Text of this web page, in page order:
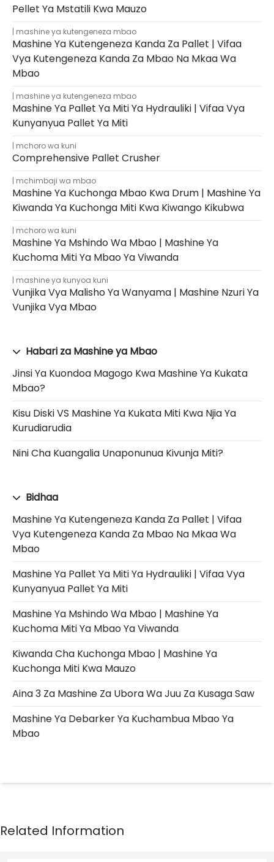
Pellet Ya Mstatili Kwa Mauzo
mashine ya kutengeneza mbao
Mashine Ya Kutengeneza Kanda Za Pallet | Vifaa
Vya Kutengeneza Kanda Za Mbao Na Mkaa Wa
Mbao
mashine ya kutengeneza mbao
Mashine Ya Pallet Ya Miti Ya Hydrauliki | Vifaa Vya
Kunyanyua Pallet Ya Miti
mchoro wa kuni
Comprehensive Pallet Crusher
mchimbaji wa mbao
Mashine Ya Kuchonga Mbao Kwa Drum | Mashine Ya
Kiwanda Ya Kuchonga Miti Kwa Kiwango Kikubwa
mchoro wa kuni
Mashine Ya Mshindo Wa Mbao | Mashine Ya
Kuchoma Miti Ya Mbao Ya Viwanda
mashine ya kunyoa kuni
Vunjika Vya Malisho Ya Wanyama | Mashine Nzuri Ya
Vunjika Vya Mbao
Habari za Mashine ya Mbao
Jinsi Ya Kuondoa Magogo Kwa Mashine Ya Kukata
Mbao?
Kisu Diski VS Mashine Ya Kukata Miti Kwa Njia Ya
Kurudiarudia
Nini Cha Kuangalia Unaponunua Kivunja Miti?
Bidhaa
Mashine Ya Kutengeneza Kanda Za Pallet | Vifaa
Vya Kutengeneza Kanda Za Mbao Na Mkaa Wa
Mbao
Mashine Ya Pallet Ya Miti Ya Hydrauliki | Vifaa Vya
Kunyanyua Pallet Ya Miti
Mashine Ya Mshindo Wa Mbao | Mashine Ya
Kuchoma Miti Ya Mbao Ya Viwanda
Kiwanda Cha Kuchonga Mbao | Mashine Ya
Kuchonga Miti Kwa Mauzo
Aina 3 Za Mashine Za Ubora Wa Juu Za Kusaga Saw
Mashine Ya Debarker Ya Kuchambua Mbao Ya
Mbao